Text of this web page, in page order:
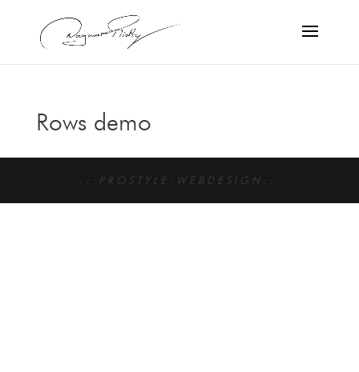
Rows demo
. . : : P R O S T Y L E - W E B D E S I G N : : . .